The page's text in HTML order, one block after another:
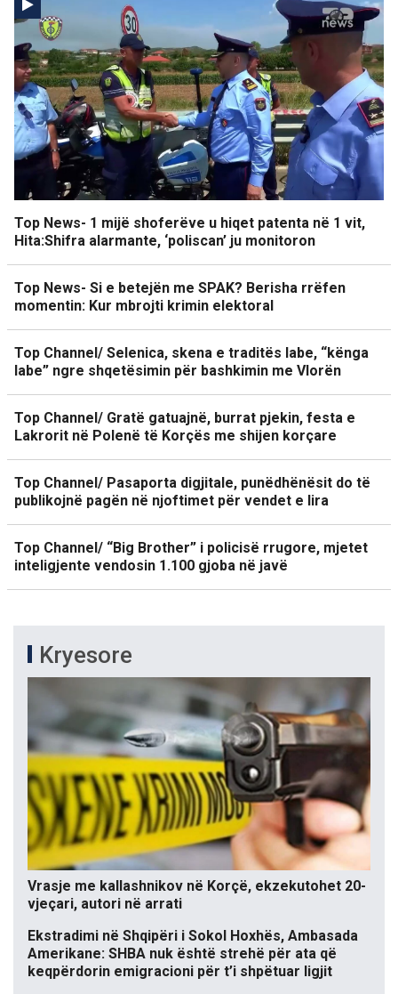
Top News- 1 mijë shoferëve u hiqet patenta në 1 vit,
Hita:Shifra alarmante, ‘poliscan’ ju monitoron
Top News- Si e betejën me SPAK? Berisha rrëfen
momentin: Kur mbrojti krimin elektoral
Top Channel/ Selenica, skena e traditës labe, “kënga
labe” ngre shqetësimin për bashkimin me Vlorën
Top Channel/ Gratë gatuajnë, burrat pjekin, festa e
Lakrorit në Polenë të Korçës me shijen korçare
Top Channel/ Pasaporta digjitale, punëdhënësit do të
publikojnë pagën në njoftimet për vendet e lira
Top Channel/ “Big Brother” i policisë rrugore, mjetet
inteligjente vendosin 1.100 gjoba në javë
Kryesore
Vrasje me kallashnikov në Korçë, ekzekutohet 20-
vjeçari, autori në arrati
Ekstradimi në Shqipëri i Sokol Hoxhës, Ambasada
Amerikane: SHBA nuk është strehë për ata që
keqpërdorin emigracioni për t’i shpëtuar ligjit